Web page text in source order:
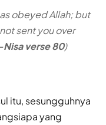
obeyed Allah; but
sent you over
verse 80)
itu, sesungguhnya
yang